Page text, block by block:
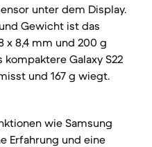
unter dem Display.
Gewicht ist das
x 8,4 mm und 200 g
Galaxy S22
und 167 g wiegt.
wie Samsung
Erfahrung und eine